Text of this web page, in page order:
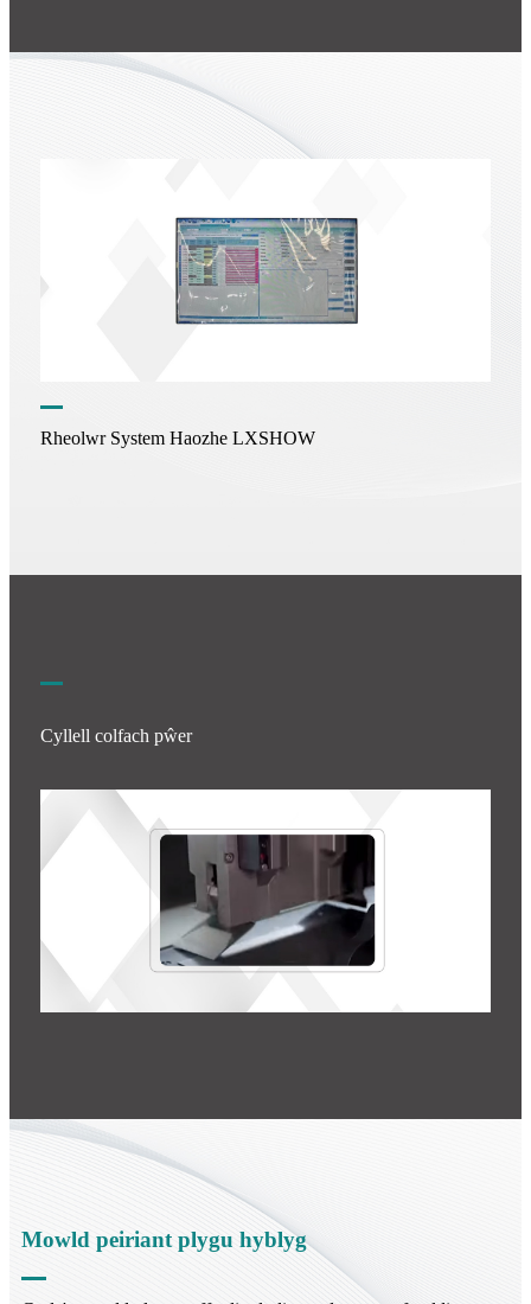
Rheolwr System Haozhe LXSHOW
Cyllell colfach pŵer
Mowld peiriant plygu hyblyg